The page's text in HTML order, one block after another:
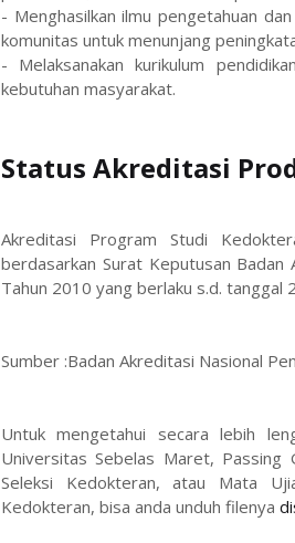
- Menghasilkan ilmu pengetahuan
komunitas untuk menunjang
- Melaksanakan kurikulum
kebutuhan masyarakat.
Status Akreditasi
Akreditasi Program Studi
berdasarkan Surat Keputusan Badan
Tahun 2010 yang berlaku s.d. tanggal
Sumber :Badan Akreditasi Nasional
Untuk mengetahui secara lebih
Universitas Sebelas Maret, Passing
Seleksi Kedokteran, atau Mata
Kedokteran, bisa anda unduh filenya